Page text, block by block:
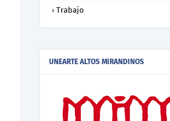
Trabajo
UNEARTE ALTOS MIRANDINOS